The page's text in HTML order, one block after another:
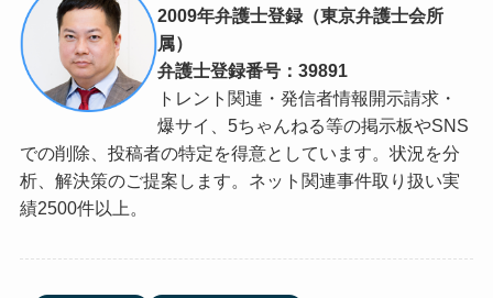
2009年弁護士登録（東京弁護士会所
属）
弁護士登録番号：39891
トレント関連・発信者情報開示請求・
爆サイ、5ちゃんねる等の掲示板やSNS
での削除、投稿者の特定を得意としています。状況を分
析、解決策のご提案します。ネット関連事件取り扱い実
績2500件以上。